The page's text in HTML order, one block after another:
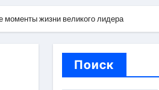
и обустройства мест
жизни великого лидера
Поиск